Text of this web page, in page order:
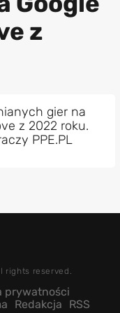
z
gier na
z 2022 roku.
PPE.PL
rights reserved.
prywatności
Redakcja RSS